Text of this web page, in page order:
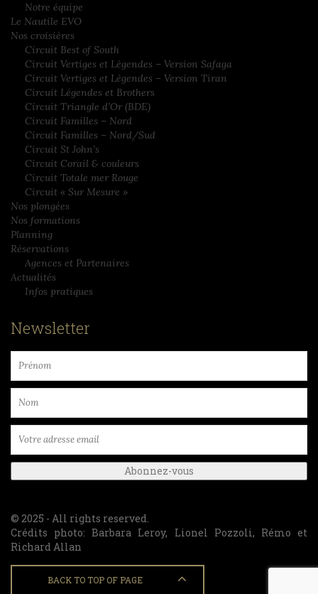
Notre équipe
Le Nautile EVO
Nos croisières
Circuit Best of South
Circuit Vertiges et Légendes – Version Safaga
Circuit Vertiges et Légendes – Version Tiran
Circuit Légendes et Brothers
Circuit Triangle d’Or (BDE)
Circuit Familles – Nord
Circuit Familles – Nord/Sud
Circuit St John’s
Circuit Corail & couleurs
Circuit Totale mer Rouge
Circuit « Sur Mesure »
Nos plongées
Nos formations
Planning
Réservations
Agences et Partenaires
Actualités
Infos pratiques
Newsletter
© 2025 - All rights reserved.
Crédits photo: Barbara Leroy, Lionel Pozzoli, Rémo et
Richard Allan
BACK TO TOP OF PAGE